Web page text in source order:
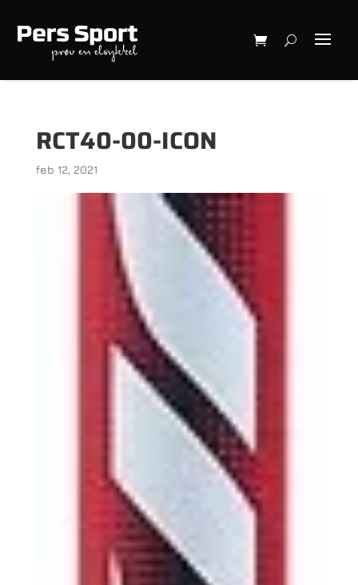
RCT40-00-ICON
feb 12, 2021